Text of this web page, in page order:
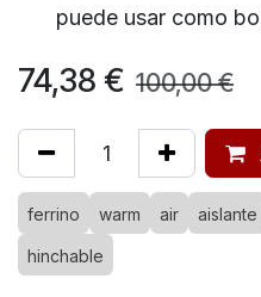
puede usar como
74,38 € 100,00€
ferrino warm air aislante
hinchable